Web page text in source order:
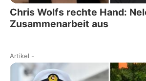
Chris Wolfs rechte Hand:
Zusammenarbeit aus
Artikel -